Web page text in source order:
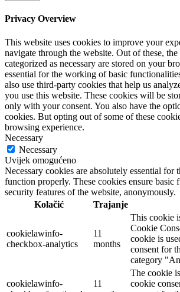
Privacy Overview
This website uses cookies to improve your
navigate through the website. Out of these, the
categorized as necessary are stored on your
essential for the working of basic
also use third-party cookies that help us
you use this website. These cookies will be
only with your consent. You also have the
cookies. But opting out of some of these
browsing experience.
Necessary
Necessary
Uvijek omogućeno
Necessary cookies are absolutely essential for
function properly. These cookies ensure basic
security features of the website, anonymously.
Kolačić
Trajanje
cookielawinfo-
checkbox-analytics
11
months
This cookie
Cookie
cookie is
consent for
category
cookielawinfo-
11
The cookie
cookie